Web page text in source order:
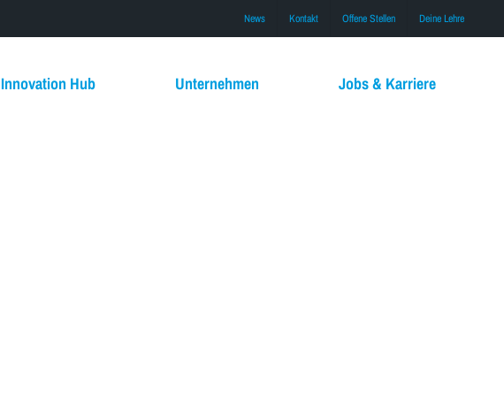
News Kontakt Offene Stellen Deine Lehre
Innovation Hub Unternehmen Jobs & Karriere